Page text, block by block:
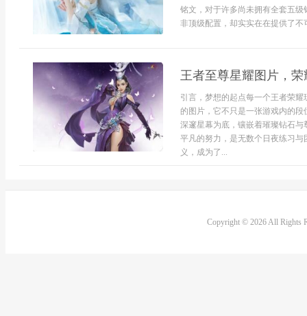
铭文，对于许多尚未拥有全套五
非顶级配置，却实实在在提供了
王者至尊星耀图片，
引言，梦想的起点每一个王者荣
的图片，它不只是一张游戏内的
深邃星幕为底，镶嵌着璀璨钻石
平凡的努力，是无数个日夜练习
义，成为了...
Copyright © 2026 All Rights